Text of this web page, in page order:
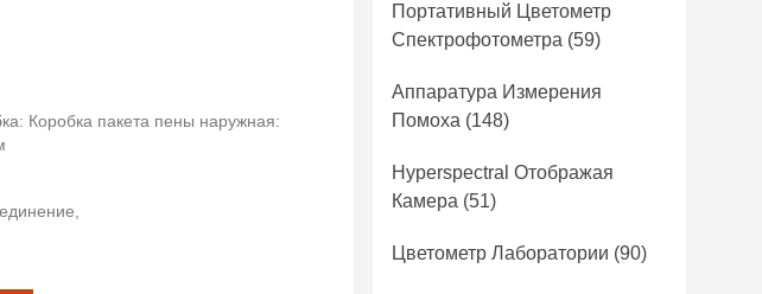
Коробка пакета пены наружная:
Портативный Цветометр
Спектрофотометра (59)
Аппаратура Измерения
Помоха (148)
Hyperspectral Отображая
Камера (51)
Цветометр Лаборатории (90)